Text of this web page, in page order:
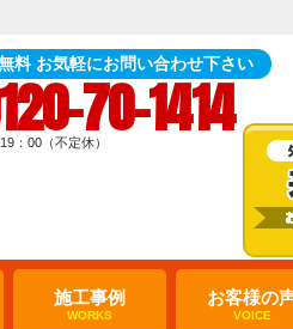
料 お気軽にお問い合わせ下さい
70-1414
：00（不定休）
施工事例
WORKS
お客様の
VOICE